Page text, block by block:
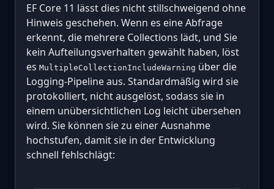
EF Core 11 lässt dies nicht stillschweigend ohne
Hinweis geschehen. Wenn es eine Abfrage
erkennt, die mehrere Collections lädt, und Sie
kein Aufteilungsverhalten gewählt haben, löst
es MultipleCollectionIncludeWarning über die
Logging-Pipeline aus. Standardmäßig wird sie
protokolliert, nicht ausgelöst, sodass sie in
einem unübersichtlichen Log leicht übersehen
wird. Sie können sie zu einer Ausnahme
hochstufen, damit sie in der Entwicklung
schnell fehlschlägt: